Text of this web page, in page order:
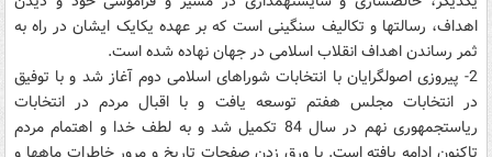
اهداف، رسالت‎‎ها و تکالیف سنگینی است که بر عهده یکایک ایشان در راه به
ثمر رساندن اهداف انقلاب اسلامی در جهان نهاده شده است.
2- پیروزی اصول‎گرایان با انتخابات شورا‎های اسلامی دوم آغاز شد و با توفیق
در انتخابات مجلس هفتم توسعه یافت و با اقبال مردم در انتخابات
ریاست‎جمهوری نهم در سال 84 تکمیل شد و به لطف خدا و اهتمام مردم